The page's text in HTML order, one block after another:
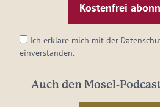
Adresse:
Ich erkläre mich mit der
einverstanden.
Auch den Mosel-